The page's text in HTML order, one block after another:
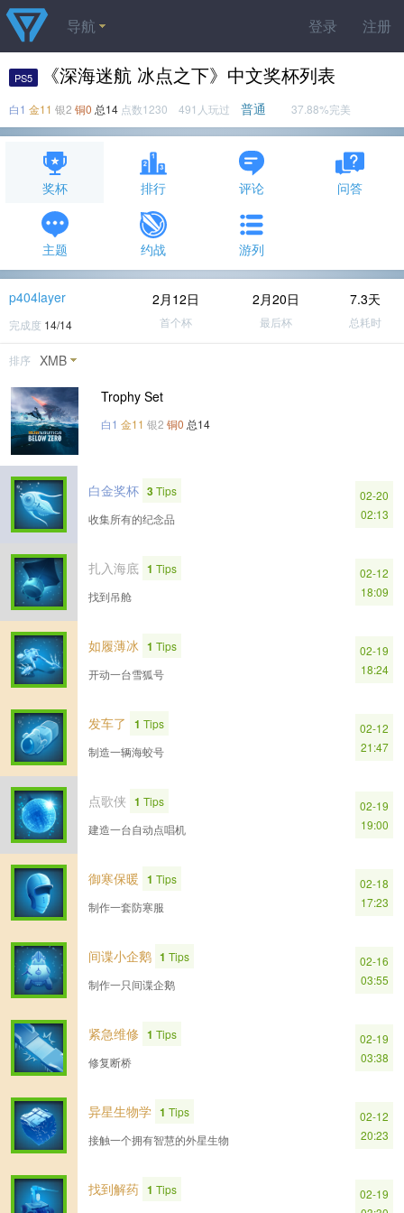
登录 注册
导航
PS5 《深海迷航 冰点之下》中文奖杯列表
白1 金11 银2 铜0 总14 点数1230 491人玩过 普通 37.88%完美
奖杯 排行 评论 问答
主题 约战 游列
p404layer
完成度 14/14
2月12日
首个杯
2月20日
最后杯
7.3天
总耗时
排序 XMB
Trophy Set
白1 金11 银2 铜0 总14
白金奖杯 3Tips
收集所有的纪念品
02-20
02:13
扎入海底 1 Tips
找到吊舱
02-12
18:09
如履薄冰 1 Tips
开动一台雪狐号
02-19
18:24
发车了 1 Tips
制造一辆海蛟号
02-12
21:47
点歌侠 1 Tips
建造一台自动点唱机
02-19
19:00
御寒保暖 1 Tips
制作一套防寒服
02-18
17:23
间谍小企鹅 1 Tips
制作一只间谍企鹅
02-16
03:55
紧急维修 1 Tips
修复断桥
02-19
03:38
异星生物学 1 Tips
接触一个拥有智慧的外星生物
02-12
20:23
找到解药 1 Tips
02-19